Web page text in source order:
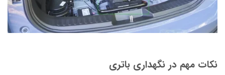
نکات مهم در نگهداری باتری